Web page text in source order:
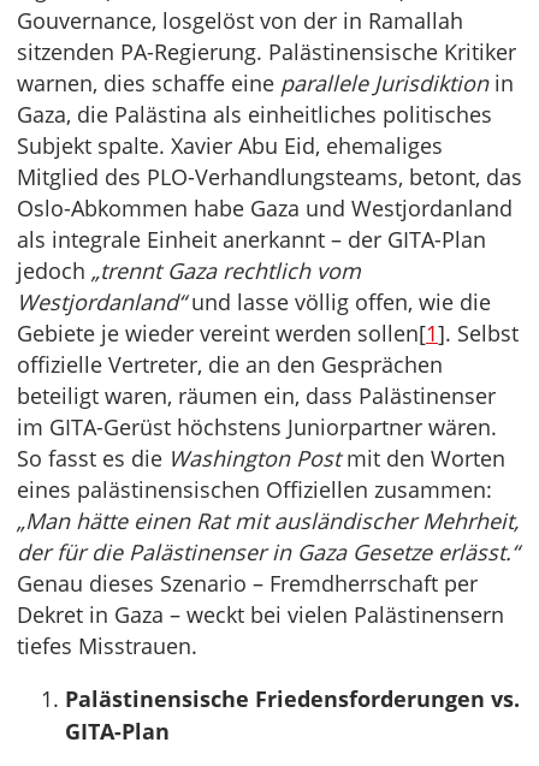
Gouvernance, losgelöst von der in Ramallah
sitzenden PA-Regierung. Palästinensische Kritiker
warnen, dies schaffe eine parallele Jurisdiktionin
Gaza, die Palästina als einheitliches politisches
Subjekt spalte. Xavier Abu Eid, ehemaliges
Mitglied des PLO-Verhandlungsteams, betont, das
Oslo-Abkommen habe Gaza und Westjordanland
als integrale Einheit anerkannt – der GITA-Plan
jedoch „trennt Gaza rechtlich vom
Westjordanland“und lasse völlig offen, wie die
Gebiete je wieder vereint werden sollen[1]. Selbst
offizielle Vertreter, die an den Gesprächen
beteiligt waren, räumen ein, dass Palästinenser
im GITA-Gerüst höchstens Juniorpartner wären.
So fasst es die Washington Postmit den Worten
eines palästinensischen Offiziellen zusammen:
„Man hätte einen Rat mit ausländischer Mehrheit,
der für die Palästinenser in Gaza Gesetze erlässt.“
Genau dieses Szenario – Fremdherrschaft per
Dekret in Gaza – weckt bei vielen Palästinensern
tiefes Misstrauen.
Palästinensische Friedensforderungen vs.
GITA-Plan